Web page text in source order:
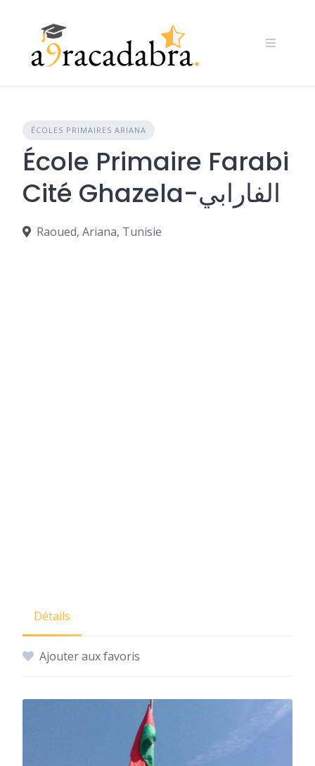
ÉCOLES PRIMAIRES ARIANA
École Primaire Farabi
Cité Ghazela-الفارابي
Raoued, Ariana, Tunisie
Détails
Ajouter aux favoris